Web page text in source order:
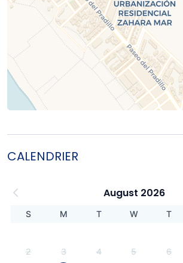
CALENDRIER
August 2026
S M T W T
2
3 4 5 6